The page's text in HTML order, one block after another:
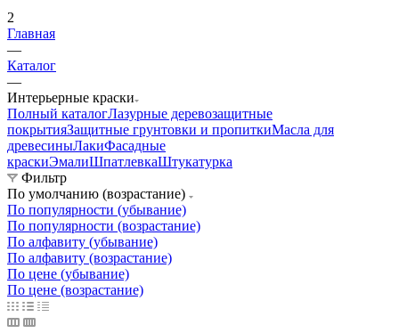
2
Главная
—
Каталог
—
Интерьерные краски
Полный каталогЛазурные деревозащитные
покрытияЗащитные грунтовки и пропиткиМасла для
древесиныЛакиФасадные
краскиЭмалиШпатлевкаШтукатурка
Фильтр
По умолчанию (возрастание)
По популярности (убывание)
По популярности (возрастание)
По алфавиту (убывание)
По алфавиту (возрастание)
По цене (убывание)
По цене (возрастание)